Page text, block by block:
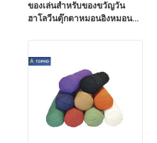
ของเล่นสำหรับของขวัญวัน
ฮาโลวีนตุ๊กตาหมอนอิงหมอน